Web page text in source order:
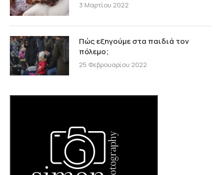
3 Μαρτίου 2022
Πώς εξηγούμε στα παιδιά τον
πόλεμο;
25 Φεβρουαρίου 2022